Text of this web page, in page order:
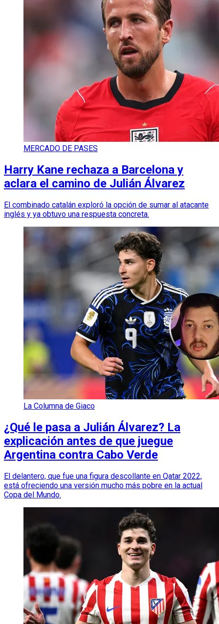
MERCADO DE PASES
Harry Kane rechaza a Barcelona y
aclara el camino de Julián Álvarez
El combinado catalán exploró la opción de sumar al atacante
inglés y ya obtuvo una respuesta concreta.
La Columna de Giaco
¿Qué le pasa a Julián Álvarez? La
explicación antes de que juegue
Argentina contra Cabo Verde
El delantero, que fue una figura descollante en Qatar 2022,
está ofreciendo una versión mucho más pobre en la actual
Copa del Mundo.